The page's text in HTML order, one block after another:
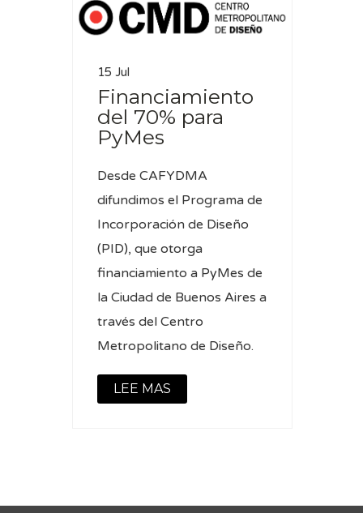
15 Jul
Financiamiento
del 70% para
PyMes
Desde CAFYDMA
difundimos el Programa de
Incorporación de Diseño
(PID), que otorga
financiamiento a PyMes de
la Ciudad de Buenos Aires a
través del Centro
Metropolitano de Diseño.
LEE MAS